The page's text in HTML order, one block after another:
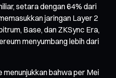
setara dengan 64% dari
jaringan Layer 2
Base, dan ZKSync Era,
menyumbang lebih dari
menunjukkan bahwa per Mei